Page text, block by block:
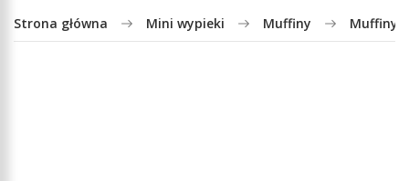
Strona główna Mini wypieki Muffiny Muffiny